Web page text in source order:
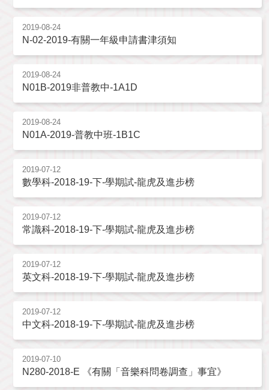
2019-08-24
N-02-2019-有關一年級申請書津須知
2019-08-24
N01B-2019非普教中-1A1D
2019-08-24
N01A-2019-普教中班-1B1C
2019-07-12
數學科-2018-19-下-學期試-龍虎及進步榜
2019-07-12
常識科-2018-19-下-學期試-龍虎及進步榜
2019-07-12
英文科-2018-19-下-學期試-龍虎及進步榜
2019-07-12
中文科-2018-19-下-學期試-龍虎及進步榜
2019-07-10
N280-2018-E 《有關「音樂科問卷調查」事宜》